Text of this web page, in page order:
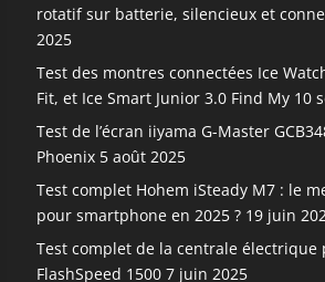
rotatif sur batterie, silencieux et
2025
Test des montres connectées Ice
Fit, et Ice Smart Junior 3.0 Find My 10
Test de l’écran iiyama G-Master
Phoenix 5 août 2025
Test complet Hohem iSteady M7 : le
pour smartphone en 2025 ? 19 juin
Test complet de la centrale électrique
FlashSpeed 1500 7 juin 2025